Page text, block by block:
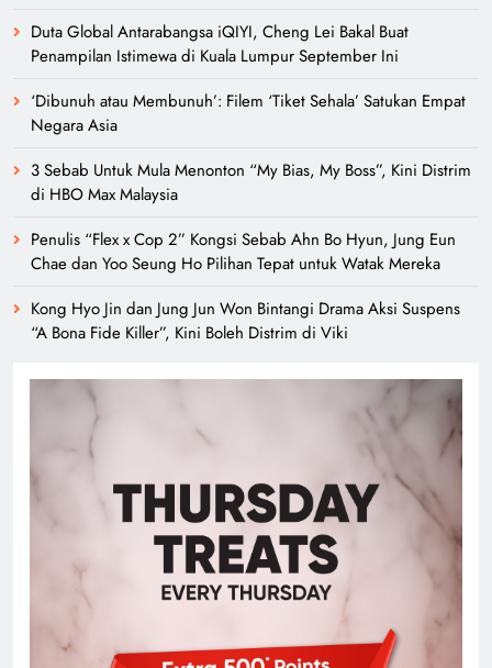
Duta Global Antarabangsa iQIYI, Cheng Lei Bakal Buat
Penampilan Istimewa di Kuala Lumpur September Ini
‘Dibunuh atau Membunuh’: Filem ‘Tiket Sehala’ Satukan Empat
Negara Asia
3 Sebab Untuk Mula Menonton “My Bias, My Boss”, Kini Distrim
di HBO Max Malaysia
Penulis “Flex x Cop 2” Kongsi Sebab Ahn Bo Hyun, Jung Eun
Chae dan Yoo Seung Ho Pilihan Tepat untuk Watak Mereka
Kong Hyo Jin dan Jung Jun Won Bintangi Drama Aksi Suspens
“A Bona Fide Killer”, Kini Boleh Distrim di Viki